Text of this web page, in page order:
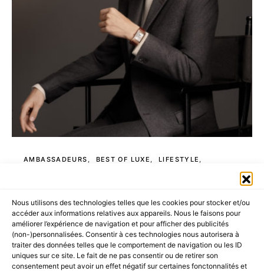
Nous utilisons des technologies telles que les cookies pour stocker et/ou
accéder aux informations relatives aux appareils. Nous le faisons pour
améliorer l’expérience de navigation et pour afficher des publicités
(non-)personnalisées. Consentir à ces technologies nous autorisera à
traiter des données telles que le comportement de navigation ou les ID
uniques sur ce site. Le fait de ne pas consentir ou de retirer son
consentement peut avoir un effet négatif sur certaines fonctonnalités et
AMBASSADEURS BEST OF LUXE
LIFESTYLE
SON TOUT DERNIER
AMBASSADEUR: JACKSON
YEE.